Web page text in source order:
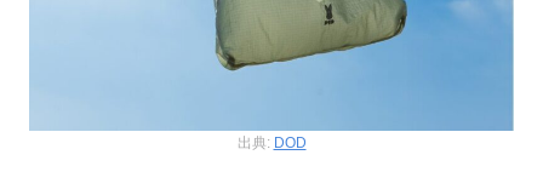
出典: DOD